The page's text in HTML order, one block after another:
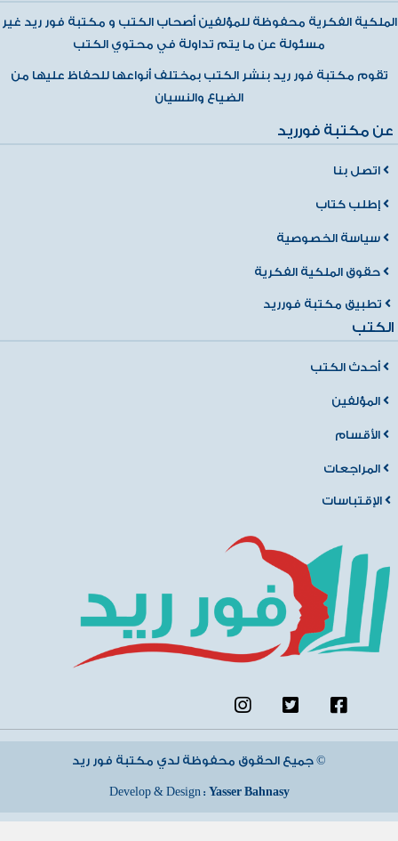
الملكية الفكرية محفوظة للمؤلفين أصحاب الكتب و مكتبة فور ريد غير
مسئولة عن ما يتم تداولة في محتوي الكتب
تقوم مكتبة فور ريد بنشر الكتب بمختلف أنواعها للحفاظ عليها من
الضياع والنسيان
عن مكتبة فورريد
اتصل بنا
إطلب كتاب
سياسة الخصوصية
حقوق الملكية الفكرية
تطبيق مكتبة فورريد
الكتب
أحدث الكتب
المؤلفين
الأقسام
المراجعات
الإقتباسات
جميع الحقوق محفوظة لدي مكتبة فور ريد ©
Develop & Design : Yasser Bahnasy